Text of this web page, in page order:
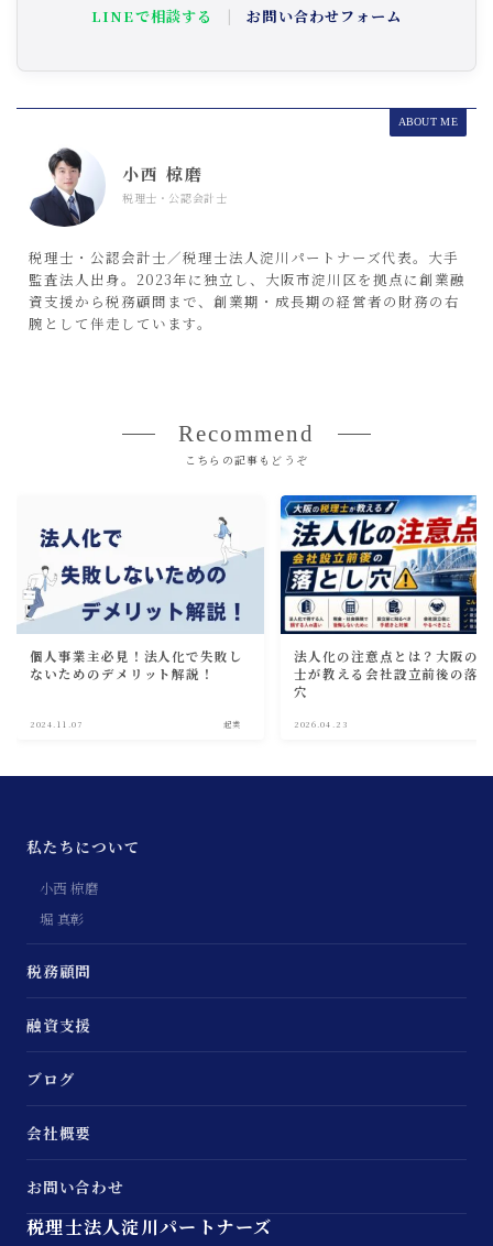
LINEで相談する | お問い合わせフォーム
ABOUT ME
小西 椋磨
税理士・公認会計士
税理士・公認会計士／税理士法人淀川パートナーズ代表。大手
監査法人出身。2023年に独立し、大阪市淀川区を拠点に創業融
資支援から税務顧問まで、創業期・成長期の経営者の財務の右
腕として伴走しています。
Recommend
こちらの記事もどうぞ
個人事業主必見！法人化で失敗し
ないためのデメリット解説！
2024.11.07 起業
法人化の注意点とは？大阪の
士が教える会社設立前後の落
穴
2026.04.23
私たちについて
小西 椋磨
堀 真彰
税務顧問
融資支援
ブログ
会社概要
お問い合わせ
税理士法人淀川パートナーズ